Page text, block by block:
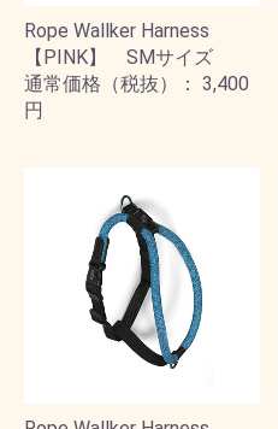
Rope Wallker Harness
【PINK】 SMサイズ
通常価格（税抜）： 3,400
円